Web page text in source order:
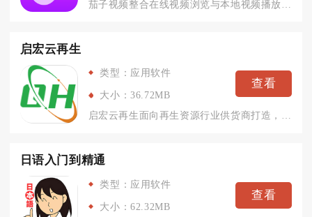
启宏云再生
类型：应用软件
大小：36.72MB
查看
启宏云再生面向再生资源行业供货商打造，是适配移动端的业务管理...
日语入门到精通
类型：应用软件
大小：62.32MB
查看